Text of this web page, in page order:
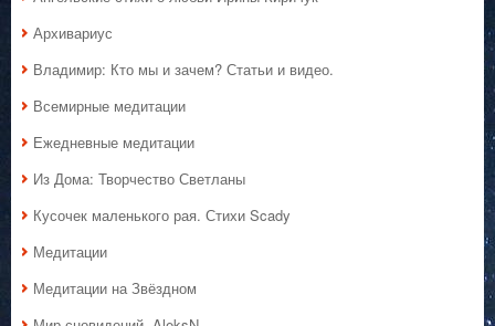
Архивариус
Владимир: Кто мы и зачем? Статьи и видео.
Всемирные медитации
Ежедневные медитации
Из Дома: Творчество Светланы
Кусочек маленького рая. Стихи Scady
Медитации
Медитации на Звёздном